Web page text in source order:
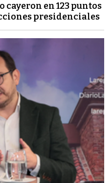
cayeron en 123 puntos
presidenciales